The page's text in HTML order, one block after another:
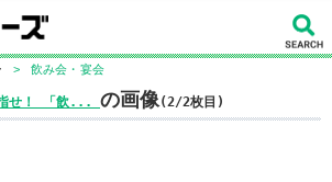
> 飲み会・宴会
指せ！ 「飲... の画像(2/2枚目)